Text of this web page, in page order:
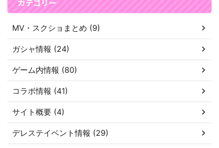
カテゴリー
MV・スクショまとめ (9)
ガシャ情報 (24)
ゲーム内情報 (80)
コラボ情報 (41)
サイト概要 (4)
デレステイベント情報 (29)